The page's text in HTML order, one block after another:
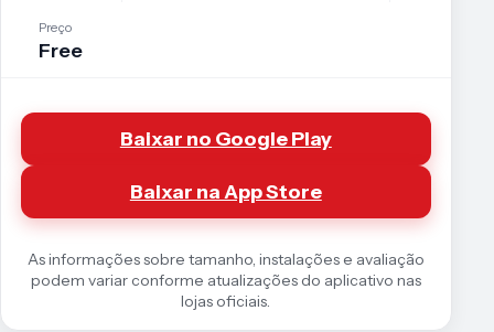
Preço
Free
Baixar no Google Play
Baixar na App Store
As informações sobre tamanho, instalações e avaliação
podem variar conforme atualizações do aplicativo nas
lojas oficiais.